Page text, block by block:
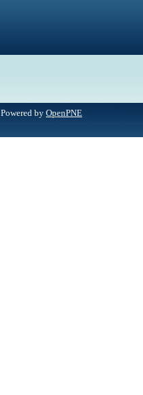
Powered by OpenPNE